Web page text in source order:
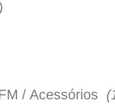
/ Acessórios